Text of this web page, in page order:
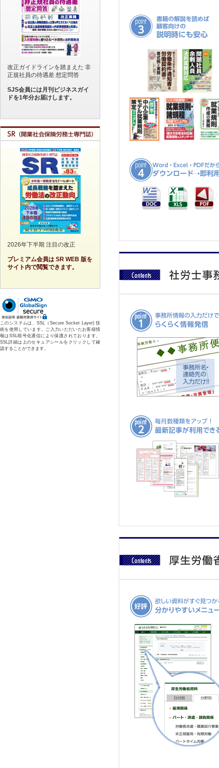
改正ガイドラインを踏まえた 非
正規社員の待遇差 想定問答
SJS会員には月刊ビジネスガイ
ドを1年分お届けします。
2026年下半期 注目の改正
プレミアム会員は SR WEB 版を
サイト内で閲覧できます。
このシステムは、SSL（Secure Socket Layer) 技
術を使用しています。ご入力いただいたお客様情
報はSSL暗号化通信により保護されております。
SSL詳細は上のセキュアシールをクリックして確
認することができます。